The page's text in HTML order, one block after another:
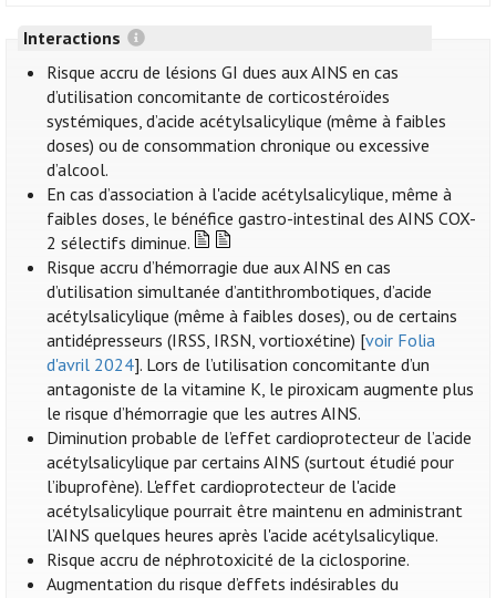
Interactions
Risque accru de lésions GI dues aux AINS en cas
d’utilisation concomitante de corticostéroïdes
systémiques, d’acide acétylsalicylique (même à faibles
doses) ou de consommation chronique ou excessive
d’alcool.
En cas d’association à l'acide acétylsalicylique, même à
faibles doses, le bénéfice gastro-intestinal des AINS COX-
2 sélectifs diminue.
Risque accru d’hémorragie due aux AINS en cas
d’utilisation simultanée d’antithrombotiques, d’acide
acétylsalicylique (même à faibles doses), ou de certains
antidépresseurs (IRSS, IRSN, vortioxétine) [voir Folia
d'avril 2024]. Lors de l’utilisation concomitante d’un
antagoniste de la vitamine K, le piroxicam augmente plus
le risque d’hémorragie que les autres AINS.
Diminution probable de l’effet cardioprotecteur de l’acide
acétylsalicylique par certains AINS (surtout étudié pour
l’ibuprofène). L'effet cardioprotecteur de l'acide
acétylsalicylique pourrait être maintenu en administrant
l’AINS quelques heures après l'acide acétylsalicylique.
Risque accru de néphrotoxicité de la ciclosporine.
Augmentation du risque d’effets indésirables du